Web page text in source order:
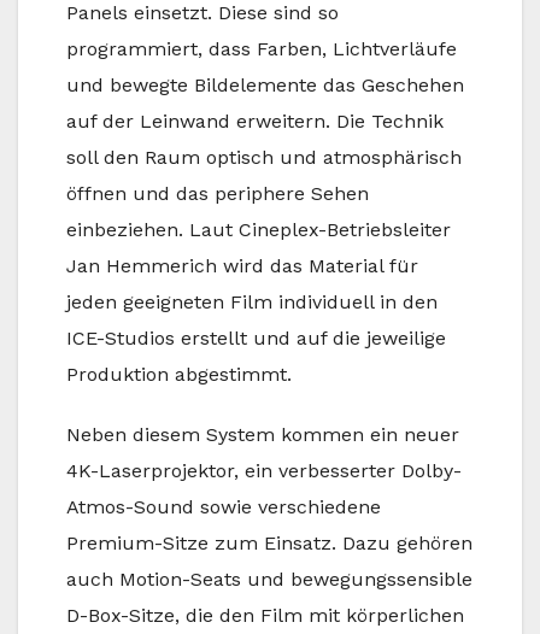
Panels einsetzt. Diese sind so
programmiert, dass Farben, Lichtverläufe
und bewegte Bildelemente das Geschehen
auf der Leinwand erweitern. Die Technik
soll den Raum optisch und atmosphärisch
öffnen und das periphere Sehen
einbeziehen. Laut Cineplex-Betriebsleiter
Jan Hemmerich wird das Material für
jeden geeigneten Film individuell in den
ICE-Studios erstellt und auf die jeweilige
Produktion abgestimmt.
Neben diesem System kommen ein neuer
4K-Laserprojektor, ein verbesserter Dolby-
Atmos-Sound sowie verschiedene
Premium-Sitze zum Einsatz. Dazu gehören
auch Motion-Seats und bewegungssensible
D-Box-Sitze, die den Film mit körperlichen